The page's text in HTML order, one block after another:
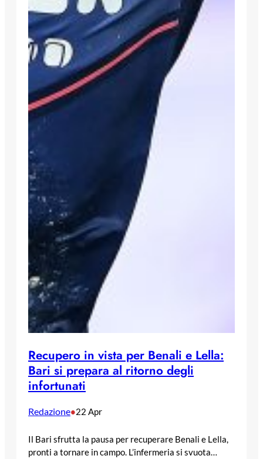
Recupero in vista per Benali e Lella:
Bari si prepara al ritorno degli
infortunati
Redazione•22 Apr
Il Bari sfrutta la pausa per recuperare Benali e Lella,
pronti a tornare in campo. L’infermeria si svuota…